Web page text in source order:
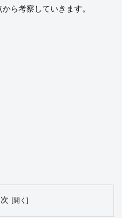
ら考察していきます。